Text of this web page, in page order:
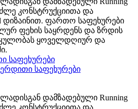
კონსტრუქციითა და
დიზაინით. ფართო საფეხურები
ფეხის საყრდენს და ზრდის
ყოველდღიურ და
საფეხურები
საფეხურები
დამზადებული Running